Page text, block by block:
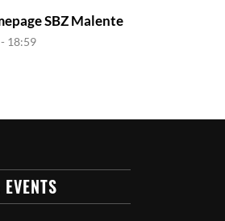
SBZ Malente
18:59